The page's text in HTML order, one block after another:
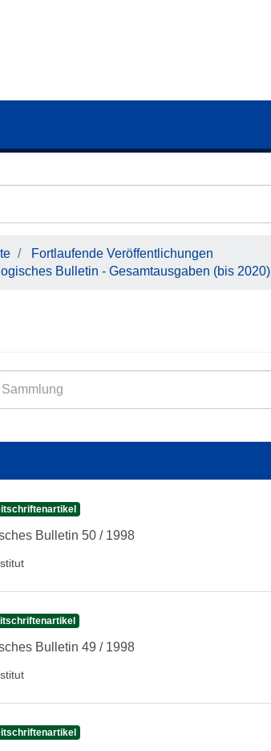
Fortlaufende Veröffentlichungen
Bulletin - Gesamtausgaben (bis 2020)
Bulletin 50 / 1998
Bulletin 49 / 1998